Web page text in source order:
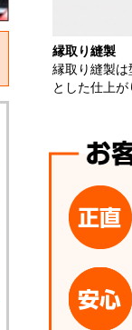
縁取り縫製
縁取り縫製は
とした仕上が